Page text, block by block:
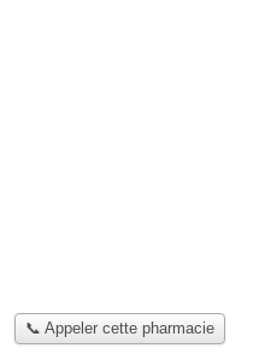
📞 Appeler cette pharmacie